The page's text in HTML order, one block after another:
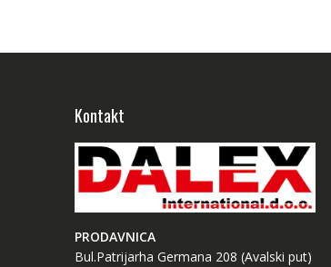
Kontakt
PRODAVNICA
Bul.Patrijarha Germana 208 (Avalski put)